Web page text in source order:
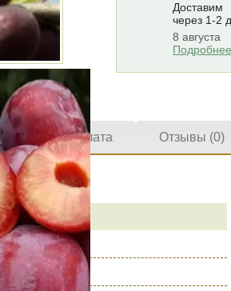
Доставим
через 1-2
8 августа
Доставка и оплата Отзывы (0)
Значение
до 40
Средний